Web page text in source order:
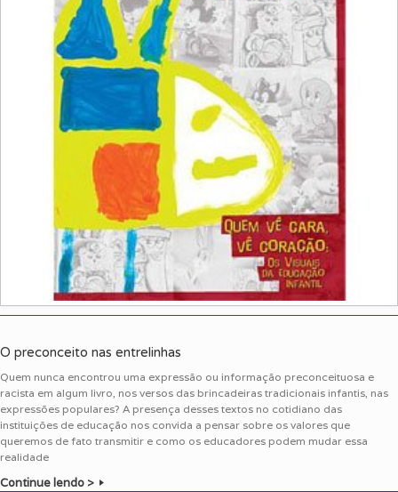
O preconceito nas entrelinhas
Quem nunca encontrou uma expressão ou informação preconceituosa e
racista em algum livro, nos versos das brincadeiras tradicionais infantis, nas
expressões populares? A presença desses textos no cotidiano das
instituições de educação nos convida a pensar sobre os valores que
queremos de fato transmitir e como os educadores podem mudar essa
realidade
Continue lendo >